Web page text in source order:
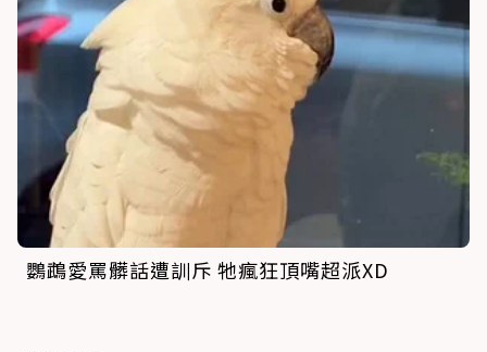
鸚鵡愛罵髒話遭訓斥 牠瘋狂頂嘴超派XD